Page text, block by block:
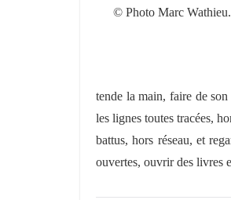
© Photo Marc Wathieu.
tende la main, faire de
les lignes toutes tracées,
battus, hors réseau, et
ouvertes, ouvrir des livres